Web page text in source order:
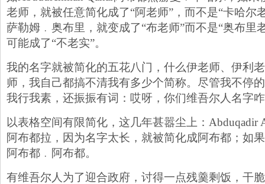
老师，就被任意简化成了“阿老师”，而不是“卡哈尔
萨勒姆﹒奥布里，就变成了“布老师”而不是“奥布里
可能成了“不老实”。
我的名字就被简化的五花八门，什么伊老师、伊利
师，我自己都搞不清我有多少个简称。尽管我不停
我行我素，还振振有词：哎呀，你们维吾尔人名字
以表格空间有限简化，这几年甚嚣尘上：Abduqadir
阿布都拉，因为名字太长，就被简化成阿布都；如
阿布都﹒阿布都。
有维吾尔人为了迎合政府，讨得一点残羹剩饭，干